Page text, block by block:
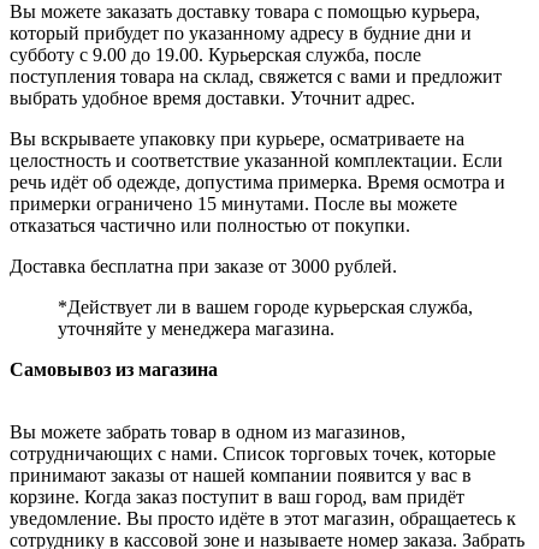
Вы можете заказать доставку товара с помощью курьера,
который прибудет по указанному адресу в будние дни и
субботу с 9.00 до 19.00. Курьерская служба, после
поступления товара на склад, свяжется с вами и предложит
выбрать удобное время доставки. Уточнит адрес.
Вы вскрываете упаковку при курьере, осматриваете на
целостность и соответствие указанной комплектации. Если
речь идёт об одежде, допустима примерка. Время осмотра и
примерки ограничено 15 минутами. После вы можете
отказаться частично или полностью от покупки.
Доставка бесплатна при заказе от 3000 рублей.
*Действует ли в вашем городе курьерская служба,
уточняйте у менеджера магазина.
Самовывоз из магазина
Вы можете забрать товар в одном из магазинов,
сотрудничающих с нами. Список торговых точек, которые
принимают заказы от нашей компании появится у вас в
корзине. Когда заказ поступит в ваш город, вам придёт
уведомление. Вы просто идёте в этот магазин, обращаетесь к
сотруднику в кассовой зоне и называете номер заказа. Забрать